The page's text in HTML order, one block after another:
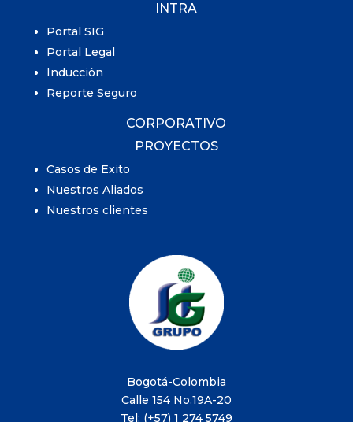
INTRA
Portal SIG
Portal Legal
Inducción
Reporte Seguro
CORPORATIVO
PROYECTOS
Casos de Exito
Nuestros Aliados
Nuestros clientes
Bogotá-Colombia
Calle 154 No.19A-20
Tel: (+57) 1 274 5749